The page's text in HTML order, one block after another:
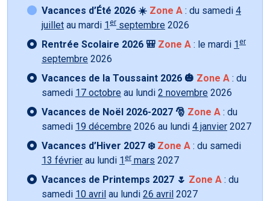
Vacances d’Été 2026 ☀️ Zone A : du samedi 4
juillet au mardi 1 er septembre 2026
Rentrée Scolaire 2026 🎒 Zone A : le mardi 1 er
septembre 2026
Vacances de la Toussaint 2026 🎃 Zone A : du
samedi 17 octobre au lundi 2 novembre 2026
Vacances de Noël 2026-2027 🎅 Zone A : du
samedi 19 décembre 2026 au lundi 4 janvier 2027
Vacances d’Hiver 2027 ❄️ Zone A : du samedi
13 février au lundi 1 er mars 2027
Vacances de Printemps 2027 🌷 Zone A : du
samedi 10 avril au lundi 26 avril 2027